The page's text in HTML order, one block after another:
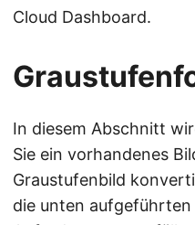
Cloud Dashboard.
In diesem Abschnitt
Sie ein vorhandenes
Graustufenbild
die unten